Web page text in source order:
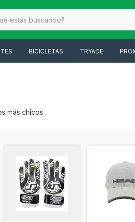
BICICLETAS TRYADE
más chicos